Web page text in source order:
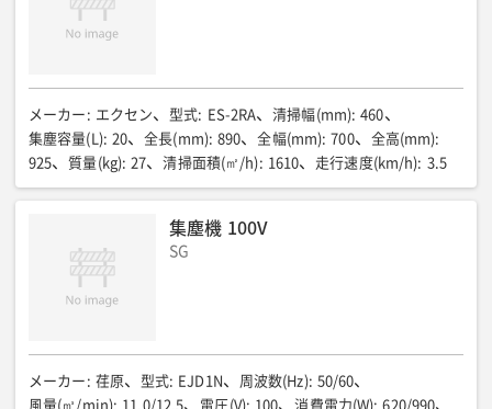
メーカー : エクセン 型式: ES-2RA 清掃幅(mm): 460
集塵容量(L): 20 全長(mm): 890 全幅(mm): 700 全高(mm):
925
質量(kg): 27 清掃面積(㎡/h): 1610 走行速度(km/h): 3.5
集塵機 100V
SG
メーカー : 荏原 型式: EJD1N 周波数(Hz): 50/60
風量(㎥/min): 11.0/12.5 電圧(V): 100 消費電力(W): 620/990